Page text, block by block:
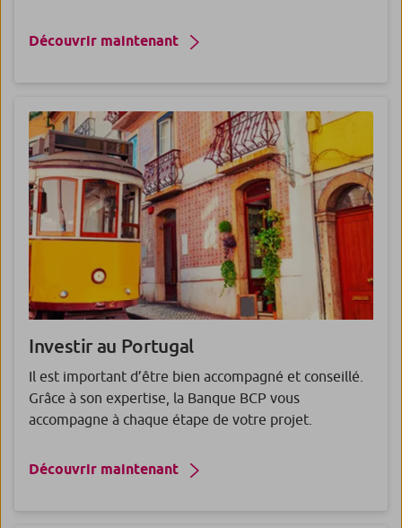
Découvrir maintenant
Investir au Portugal
Il est important d’être bien accompagné et conseillé.
Grâce à son expertise, la Banque BCP vous
accompagne à chaque étape de votre projet.
Découvrir maintenant